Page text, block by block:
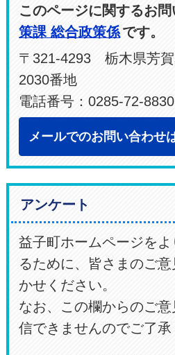
このページに関するお
策課 総合政策係です。
〒321-4293 栃木県芳
2030番地
電話番号：0285-72-8830
メールでのお問い合わせ
アンケート
益子町ホームページを
るために、皆さまのご
かせください。
なお、この欄からのご
信できませんのでご了承